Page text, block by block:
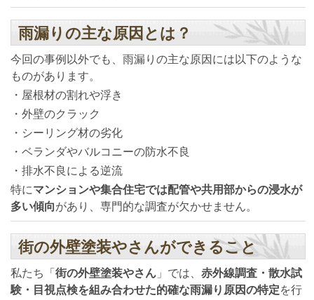
雨漏りの主な原因とは？
今回の事例以外でも、雨漏りの主な原因には以下のような
ものがあります。
・屋根材の割れや浮き
・外壁のクラック
・シーリング材の劣化
・ベランダやバルコニーの防水不良
・排水不良による逆流
特にマンションや集合住宅では配管や共用部からの浸水が
多い傾向があり、専門的な調査が欠かせません。
街の外壁塗装やさんができること
私たち「 街の外壁塗装やさん」では、 赤外線調査・散水試
験・目視点検を組み合わせた的確な雨漏り原因の特定を行